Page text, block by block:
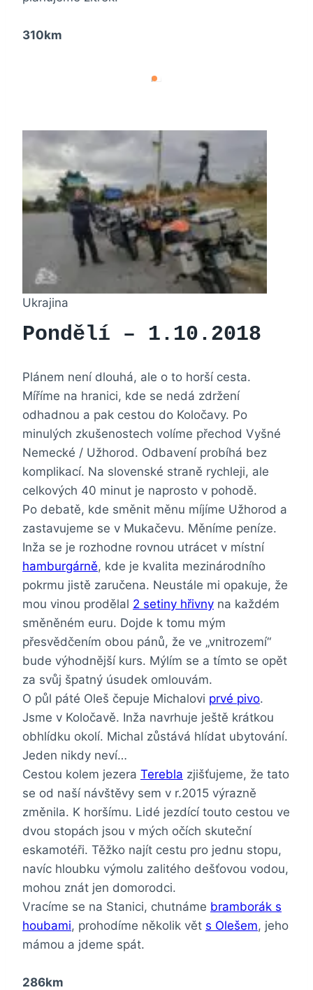
310km
Ukrajina
Pondělí – 1.10.2018
Plánem není dlouhá, ale o to horší cesta.
Míříme na hranici, kde se nedá zdržení
odhadnou a pak cestou do Koločavy. Po
minulých zkušenostech volíme přechod Vyšné
Nemecké / Užhorod. Odbavení probíhá bez
komplikací. Na slovenské straně rychleji, ale
celkových 40 minut je naprosto v pohodě.
Po debatě, kde směnit měnu míjíme Užhorod a
zastavujeme se v Mukačevu. Měníme peníze.
Inža se je rozhodne rovnou utrácet v místní
hamburgárně, kde je kvalita mezinárodního
pokrmu jistě zaručena. Neustále mi opakuje, že
mou vinou prodělal 2 setiny hřivny na každém
směněném euru. Dojde k tomu mým
přesvědčením obou pánů, že ve „vnitrozemí“
bude výhodnější kurs. Mýlím se a tímto se opět
za svůj špatný úsudek omlouvám.
O půl páté Oleš čepuje Michalovi prvé pivo.
Jsme v Koločavě. Inža navrhuje ještě krátkou
obhlídku okolí. Michal zůstává hlídat ubytování.
Jeden nikdy neví…
Cestou kolem jezera Terebla zjišťujeme, že tato
se od naší návštěvy sem v r.2015 výrazně
změnila. K horšímu. Lidé jezdící touto cestou ve
dvou stopách jsou v mých očích skuteční
eskamotéři. Těžko najít cestu pro jednu stopu,
navíc hloubku výmolu zalitého dešťovou vodou,
mohou znát jen domorodci.
Vracíme se na Stanici, chutnáme bramborák s
houbami, prohodíme několik vět s Olešem, jeho
mámou a jdeme spát.
286km